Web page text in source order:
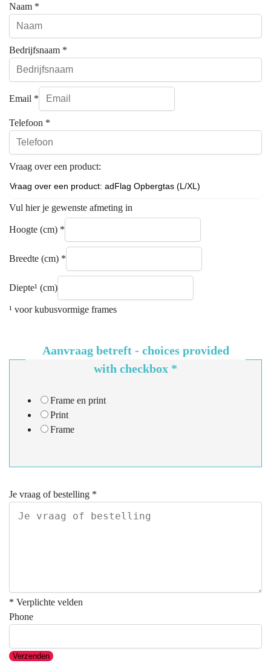
Naam *
Bedrijfsnaam *
Email *
Telefoon *
Vraag over een product:
Vul hier je gewenste afmeting in
Hoogte (cm) *
Breedte (cm) *
Diepte¹ (cm)
¹ voor kubusvormige frames
Aanvraag betreft - choices provided
with checkbox *
Frame en print
Print
Frame
Je vraag of bestelling *
* Verplichte velden
Phone
Verzenden